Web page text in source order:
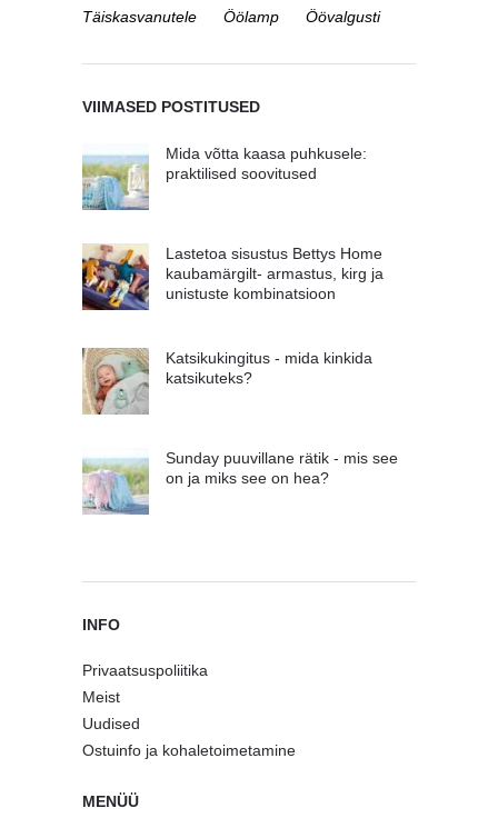
Täiskasvanutele
Öölamp Öövalgusti
VIIMASED POSTITUSED
Mida võtta kaasa puhkusele:
praktilised soovitused
Lastetoa sisustus Bettys Home
kaubamärgilt- armastus, kirg ja
unistuste kombinatsioon
Katsikukingitus - mida kinkida
katsikuteks?
Sunday puuvillane rätik - mis see
on ja miks see on hea?
INFO
Privaatsuspoliitika
Meist
Uudised
Ostuinfo ja kohaletoimetamine
MENÜÜ